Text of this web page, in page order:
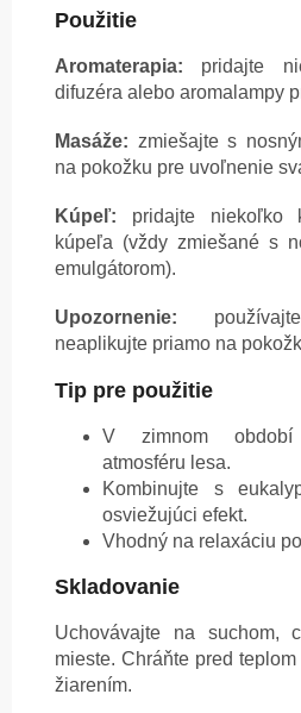
Použitie
Aromaterapia: pridajte
difuzéra alebo aromalampy
Masáže: zmiešajte s
na pokožku pre uvoľnenie
Kúpeľ: pridajte niekoľko
kúpeľa (vždy zmiešané s
emulgátorom).
Upozornenie:
neaplikujte priamo na
Tip pre použitie
V zimnom období
atmosféru lesa.
Kombinujte s
osviežujúci efekt.
Vhodný na relaxáciu
Skladovanie
Uchovávajte na suchom,
mieste. Chráňte pred
žiarením.